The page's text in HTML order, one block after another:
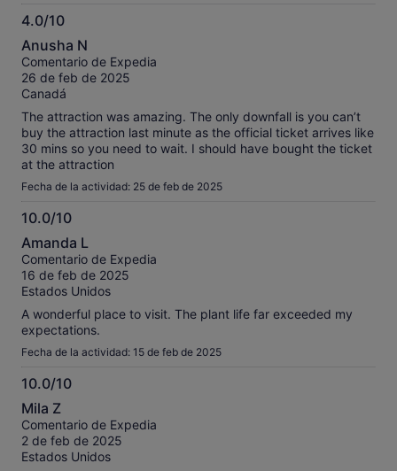
4.0/10
4.0
sobre
10
Anusha N
Comentario de Expedia
26 de feb de 2025
Canadá
The attraction was amazing. The only downfall is you can’t
buy the attraction last minute as the official ticket arrives like
30 mins so you need to wait. I should have bought the ticket
at the attraction
Fecha de la actividad: 25 de feb de 2025
10.0/10
10.0
sobre
10
Amanda L
Comentario de Expedia
16 de feb de 2025
Estados Unidos
A wonderful place to visit. The plant life far exceeded my
expectations.
Fecha de la actividad: 15 de feb de 2025
10.0/10
10.0
sobre
10
Mila Z
Comentario de Expedia
2 de feb de 2025
Estados Unidos